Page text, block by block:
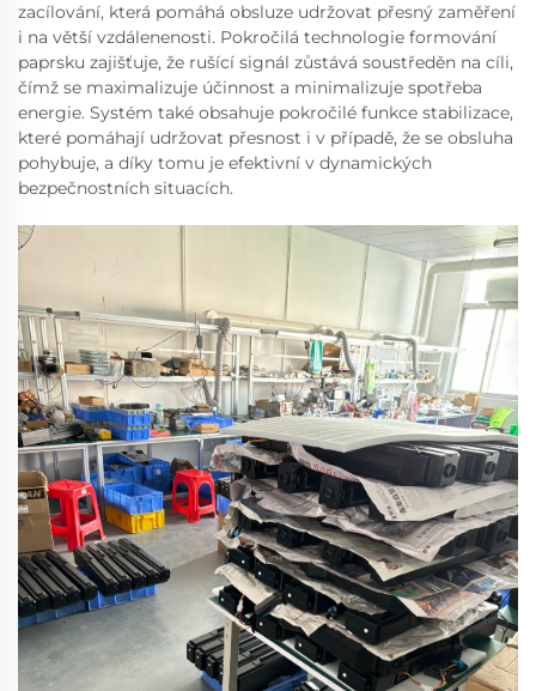
zacílování, která pomáhá obsluze udržovat přesný zaměření
i na větší vzdálenenosti. Pokročilá technologie formování
paprsku zajišťuje, že rušící signál zůstává soustředěn na cíli,
čímž se maximalizuje účinnost a minimalizuje spotřeba
energie. Systém také obsahuje pokročilé funkce stabilizace,
které pomáhají udržovat přesnost i v případě, že se obsluha
pohybuje, a díky tomu je efektivní v dynamických
bezpečnostních situacích.